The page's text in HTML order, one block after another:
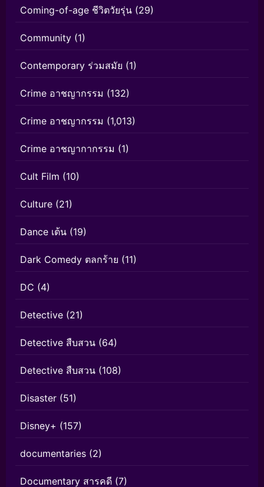
Coming-of-age ชีวิตวัยรุ่น (29)
Community (1)
Contemporary ร่วมสมัย (1)
Crime อาชญากรรม (132)
Crime อาชญากรรม (1,013)
Crime อาชญากากรรม (1)
Cult Film (10)
Culture (21)
Dance เต้น (19)
Dark Comedy ตลกร้าย (11)
DC (4)
Detective (21)
Detective สืบสวน (64)
Detective สืบสวน (108)
Disaster (51)
Disney+ (157)
documentaries (2)
Documentary สารคดี (7)